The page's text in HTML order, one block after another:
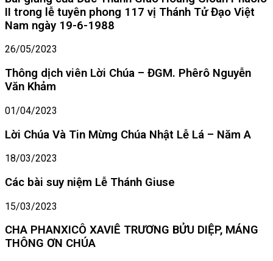
II trong lễ tuyên phong 117 vị Thánh Tử Đạo Việt
Nam ngày 19-6-1988
26/05/2023
Thông dịch viên Lời Chúa – ĐGM. Phêrô Nguyễn
Văn Khảm
01/04/2023
Lời Chúa Và Tin Mừng Chúa Nhật Lễ Lá – Năm A
18/03/2023
Các bài suy niệm Lễ Thánh Giuse
15/03/2023
CHA PHANXICÔ XAVIÊ TRƯƠNG BỬU DIỆP, MÁNG
THÔNG ƠN CHÚA